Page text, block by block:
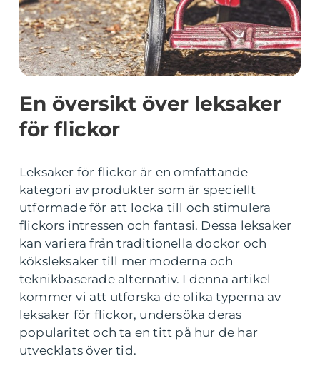
En översikt över leksaker
för flickor
Leksaker för flickor är en omfattande
kategori av produkter som är speciellt
utformade för att locka till och stimulera
flickors intressen och fantasi. Dessa leksaker
kan variera från traditionella dockor och
köksleksaker till mer moderna och
teknikbaserade alternativ. I denna artikel
kommer vi att utforska de olika typerna av
leksaker för flickor, undersöka deras
popularitet och ta en titt på hur de har
utvecklats över tid.